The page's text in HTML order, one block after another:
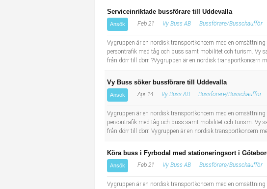
Serviceinriktade bussförare till Uddevalla
Ansök Feb 21 Vy Buss AB Bussförare/Busschaufför
Vygruppen är en nordisk transportkoncern med en
persontrafik med tåg och buss samt mobilitet och turism. Vy
från dörr till dörr. ?Vygruppen är en nordisk transportkoncern
Vy Buss söker bussförare till Uddevalla
Ansök Apr 14 Vy Buss AB Bussförare/Busschaufför
Vygruppen är en nordisk transportkoncern med en
persontrafik med tåg och buss samt mobilitet och turism. Vy
från dörr till dörr. Vygruppen är en nordisk transportkoncern
Köra buss i Fyrbodal med stationeringsort i
Ansök Feb 21 Vy Buss AB Bussförare/Busschaufför
Vygruppen är en nordisk transportkoncern med en